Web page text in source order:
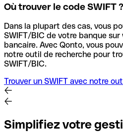
Où trouver le code SWIFT ?
Dans la plupart des cas, vous
SWIFT/BIC de votre banque sur
bancaire. Avec Qonto, vous
notre outil de recherche pour
SWIFT/BIC.
Trouver un SWIFT avec notre
Simplifiez votre